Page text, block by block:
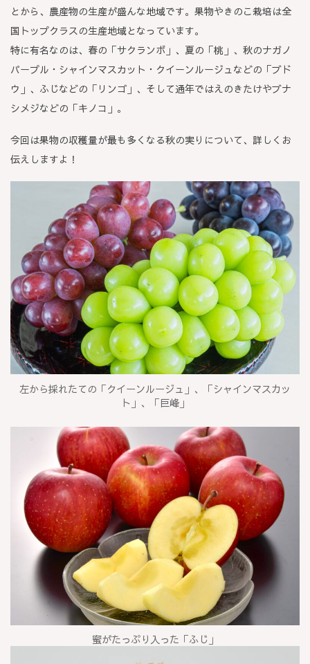
とから、農産物の生産が盛んな地域です。果物やきのこ栽培は全
国トップクラスの生産地域となっています。
特に有名なのは、春の「サクランボ」、夏の「桃」、秋のナガノ
パープル・シャインマスカット・クイーンルージュなどの「ブド
ウ」、ふじなどの「リンゴ」、そして通年ではえのきたけやブナ
シメジなどの「キノコ」。
今回は果物の収穫量が最も多くなる秋の実りについて、詳しくお
伝えしますよ！
左から採れたての「クイーンルージュ」、「シャインマスカッ
ト」、「巨峰」
蜜がたっぷり入った「ふじ」